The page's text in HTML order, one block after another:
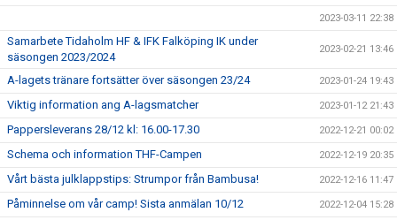
2023-03-11 22:38
Samarbete Tidaholm HF & IFK Falköping IK under
säsongen 2023/2024
2023-02-21 13:46
A-lagets tränare fortsätter över säsongen 23/24 2023-01-24 19:43
Viktig information ang A-lagsmatcher 2023-01-12 21:43
Pappersleverans 28/12 kl: 16.00-17.30 2022-12-21 00:02
Schema och information THF-Campen 2022-12-19 20:35
Vårt bästa julklappstips: Strumpor från Bambusa! 2022-12-16 11:47
Påminnelse om vår camp! Sista anmälan 10/12 2022-12-04 15:28